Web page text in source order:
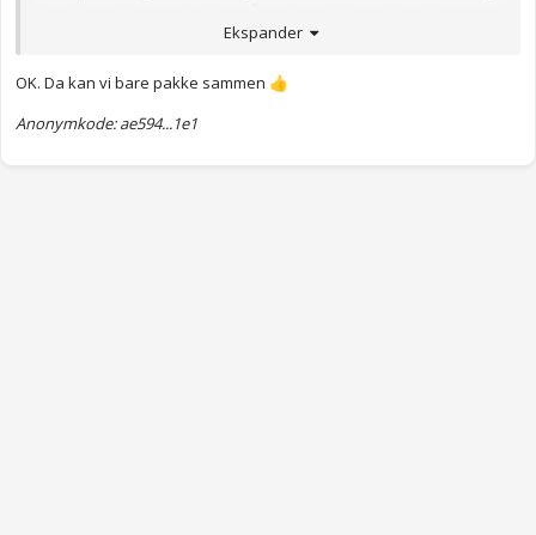
Anonymkode: c020b...8a1
Ekspander
OK. Da kan vi bare pakke sammen 👍
Anonymkode: ae594...1e1